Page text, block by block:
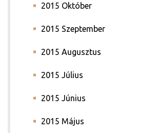
2015 Október
2015 Szeptember
2015 Augusztus
2015 Július
2015 Június
2015 Május